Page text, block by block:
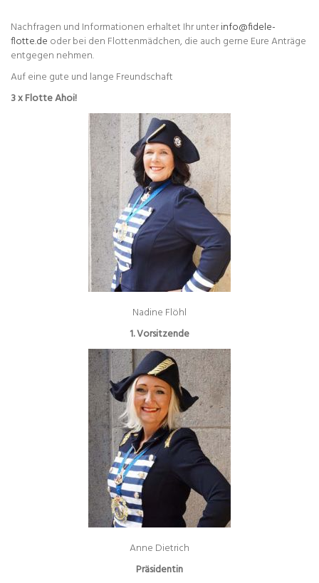
Nachfragen und Informationen erhaltet Ihr unterinfo@fidele-
flotte.de oder bei den Flottenmädchen, die auch gerne Eure Anträge
entgegen nehmen.
Auf eine gute und lange Freundschaft
3 x Flotte Ahoi!
Nadine Flöhl
1. Vorsitzende
Anne Dietrich
Präsidentin